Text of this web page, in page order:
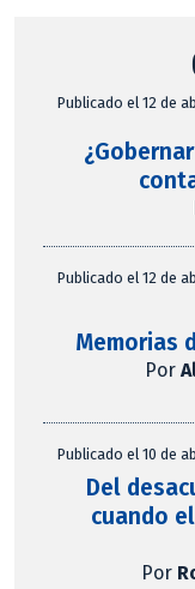
Publicado el 12 de
Publicado el 12 de
Memorias
Por
Publicado el 10 de
Del
cuando
Por